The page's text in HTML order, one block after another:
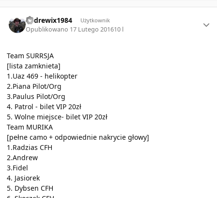
andrewix1984 Użytkownik
Opublikowano 17 Lutego 201610 l
Team SURRSJA
[lista zamknieta]
1.Uaz 469 - helikopter
2.Piana Pilot/Org
3.Paulus Pilot/Org
4. Patrol - bilet VIP 20zł
5. Wolne miejsce- bilet VIP 20zł
Team MURIKA
[pełne camo + odpowiednie nakrycie głowy]
1.Radzias CFH
2.Andrew
3.Fidel
4. Jasiorek
5. Dybsen CFH